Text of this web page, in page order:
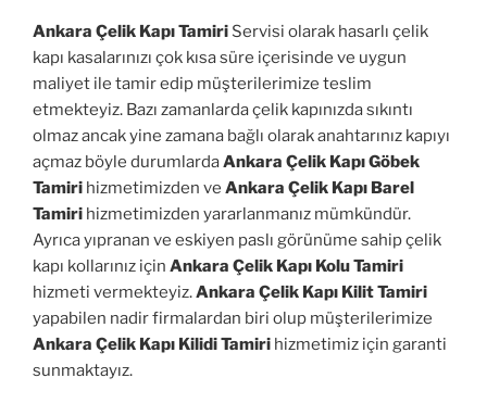
Ankara Çelik Kapı Tamiri Servisi olarak hasarlı çelik
kapı kasalarınızı çok kısa süre içerisinde ve uygun
maliyet ile tamir edip müşterilerimize teslim
etmekteyiz. Bazı zamanlarda çelik kapınızda sıkıntı
olmaz ancak yine zamana bağlı olarak anahtarınız kapıyı
açmaz böyle durumlardaAnkara Çelik Kapı Göbek
Tamiri hizmetimizden ve Ankara Çelik Kapı Barel
Tamiri hizmetimizden yararlanmanız mümkündür.
Ayrıca yıpranan ve eskiyen paslı görünüme sahip çelik
kapı kollarınız için Ankara Çelik Kapı Kolu Tamiri
hizmeti vermekteyiz.Ankara Çelik Kapı Kilit Tamiri
yapabilen nadir firmalardan biri olup müşterilerimize
Ankara Çelik Kapı Kilidi Tamiri hizmetimiz için garanti
sunmaktayız.